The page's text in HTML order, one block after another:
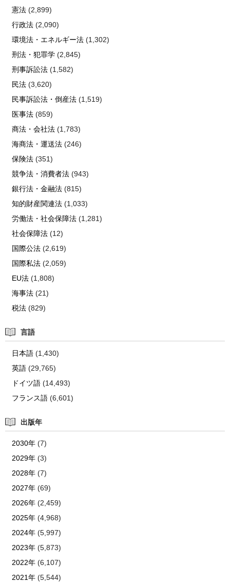
憲法(2,899)
行政法(2,090)
環境法・エネルギー法(1,302)
刑法・犯罪学(2,845)
刑事訴訟法(1,582)
民法(3,620)
民事訴訟法・倒産法(1,519)
医事法(859)
商法・会社法(1,783)
海商法・運送法(246)
保険法(351)
競争法・消費者法(943)
銀行法・金融法(815)
知的財産関連法(1,033)
労働法・社会保障法(1,281)
社会保障法(12)
国際公法(2,619)
国際私法(2,059)
EU法(1,808)
海事法(21)
税法(829)
言語
日本語(1,430)
英語(29,765)
ドイツ語(14,493)
フランス語(6,601)
出版年
2030年(7)
2029年(3)
2028年(7)
2027年(69)
2026年(2,459)
2025年(4,968)
2024年(5,997)
2023年(5,873)
2022年(6,107)
2021年(5,544)